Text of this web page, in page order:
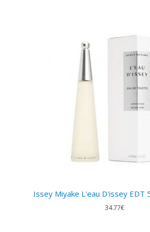
Issey Miyake L'eau D'issey EDT
34.77€